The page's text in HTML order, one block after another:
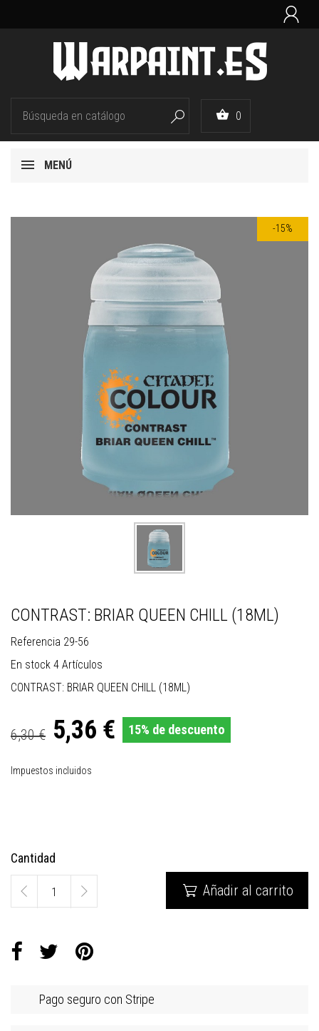

  0
MENÚ
-15%
CONTRAST: BRIAR QUEEN CHILL (18ML)
Referencia 29-56
En stock 4 Artículos
CONTRAST: BRIAR QUEEN CHILL (18ML)
6,30 € 5,36 € 15% de descuento
Impuestos incluidos
Cantidad
 Añadir al carrito
Pago seguro con Stripe